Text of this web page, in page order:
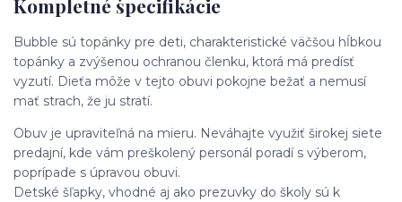
Kompletné špecifikácie
Bubble sú topánky pre deti, charakteristické väčšou hĺbkou
topánky a zvýšenou ochranou členku, ktorá má predísť
vyzutí. Dieťa môže v tejto obuvi pokojne bežať a nemusí
mať strach, že ju stratí.
Obuv je upraviteľná na mieru. Neváhajte využiť širokej siete
predajní, kde vám preškolený personál poradí s výberom,
poprípade s úpravou obuvi.
Detské šľapky, vhodné aj ako prezuvky do školy sú k